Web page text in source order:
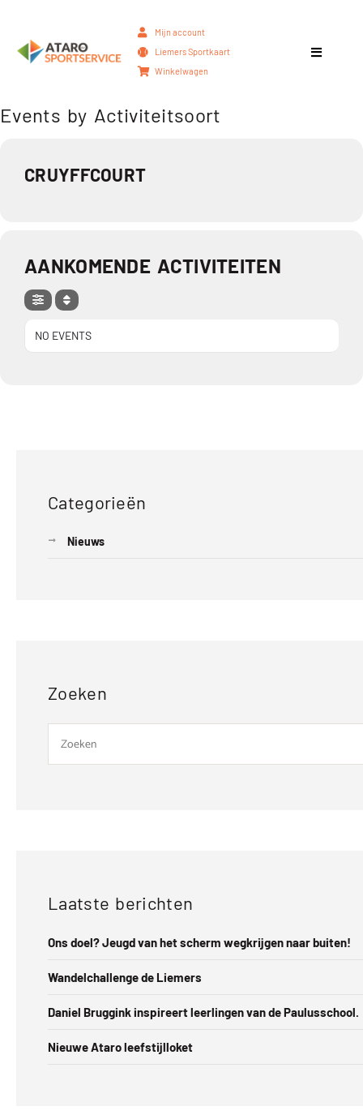
Mijn account
Liemers Sportkaart
Winkelwagen
Events by Activiteitsoort
CRUYFFCOURT
AANKOMENDE ACTIVITEITEN
NO EVENTS
Categorieën
Nieuws
Zoeken
Laatste berichten
Ons doel? Jeugd van het scherm wegkrijgen naar buiten!
Wandelchallenge de Liemers
Daniel Bruggink inspireert leerlingen van de Paulusschool.
Nieuwe Ataro leefstijlloket